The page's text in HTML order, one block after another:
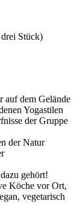
Stück)
auf dem Gelände
Yogastilen
der Gruppe
der Natur
gehört!
Köche vor Ort,
vegetarisch